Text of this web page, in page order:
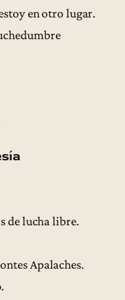
en otro lugar.
de lucha libre.
Apalaches.